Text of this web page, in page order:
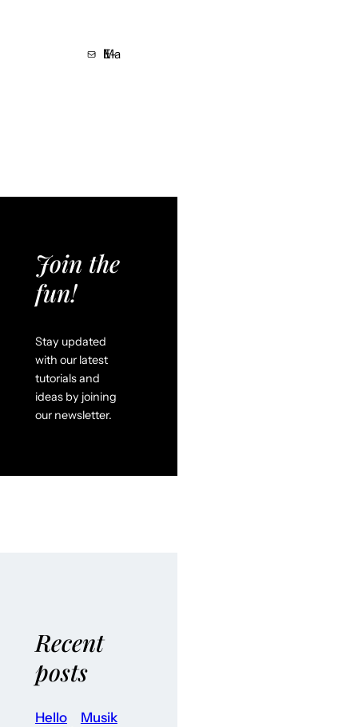
E-Mail
Join the
fun!
Stay updated
with our latest
tutorials and
ideas by joining
our newsletter.
Recent
posts
Hello
Musik